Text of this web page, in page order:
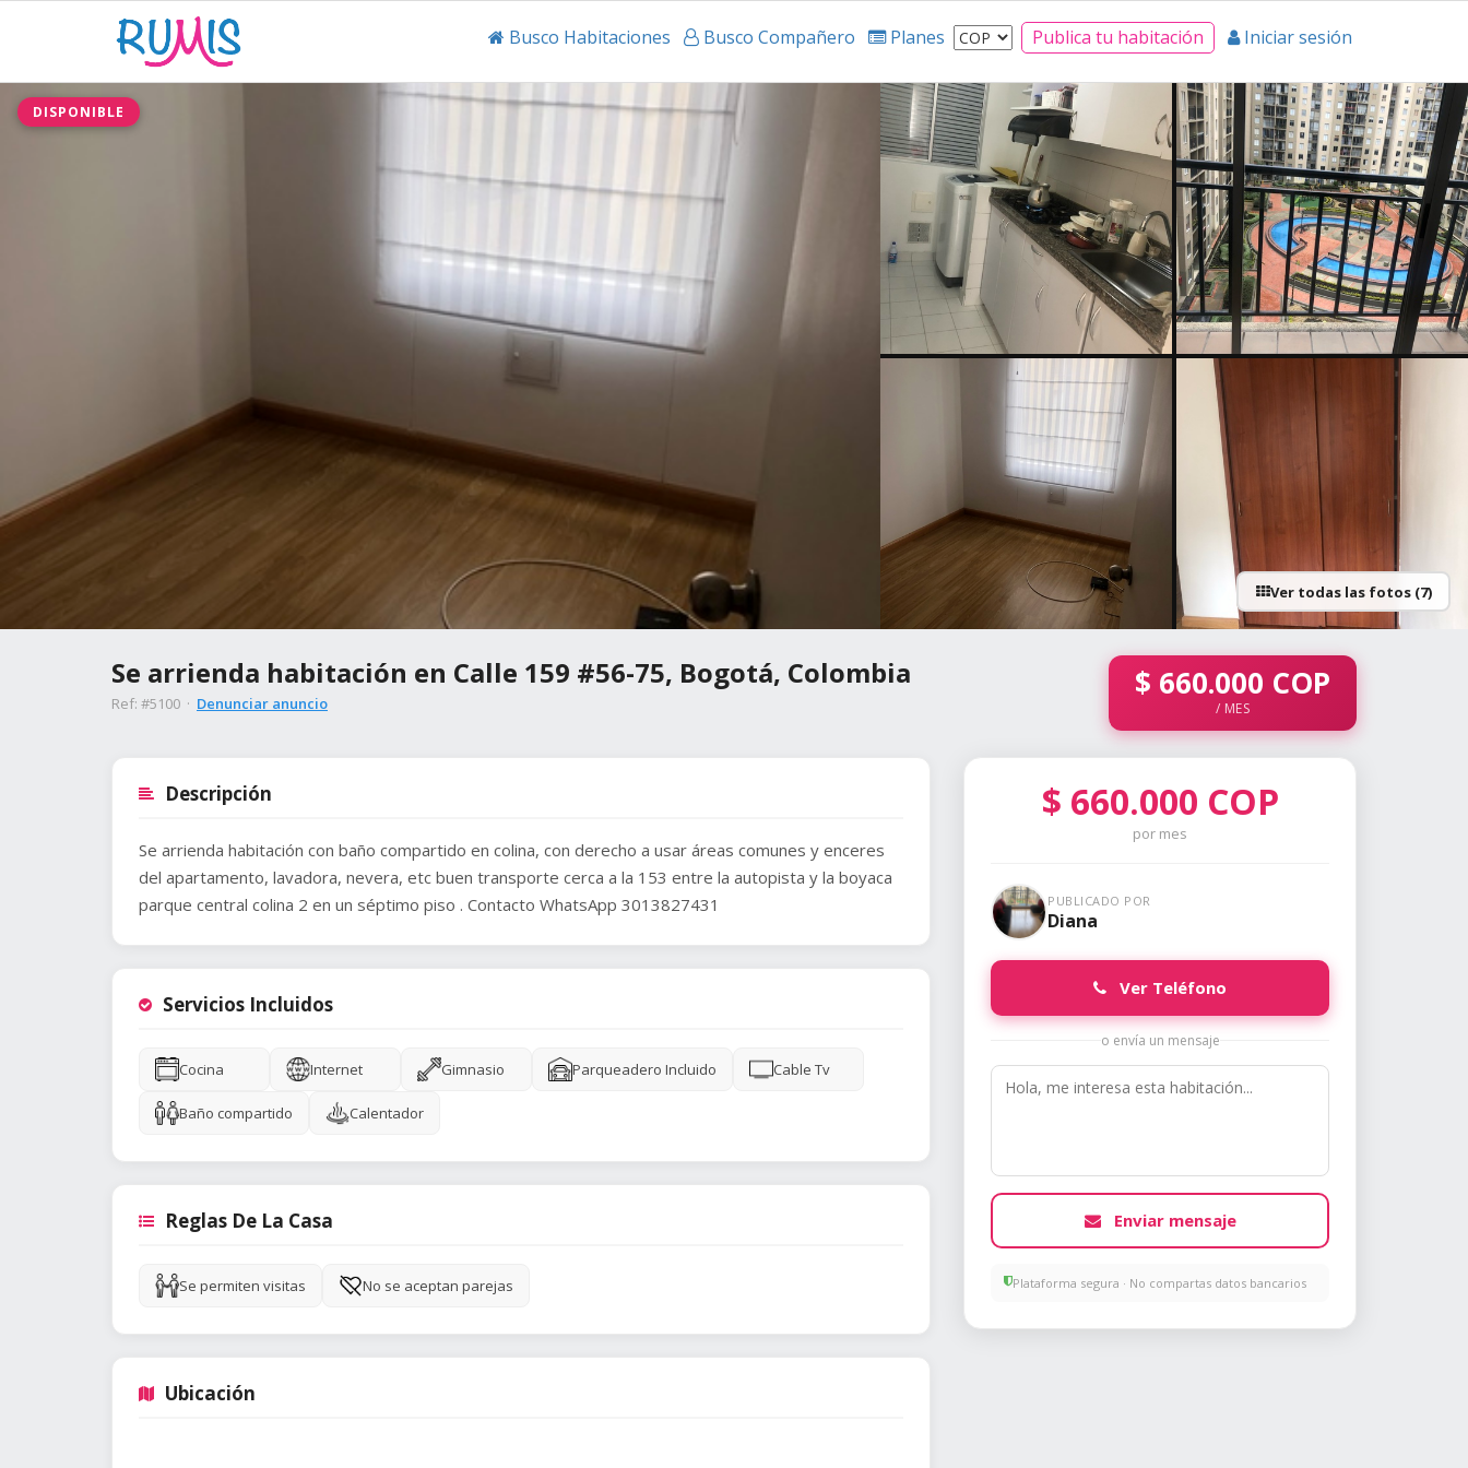
Busco Habitaciones Busco Compañero Planes Publica tu habitación Iniciar sesión
DISPONIBLE
Ver todas las fotos (7)
Se arrienda habitación en Calle 159 #56-75, Bogotá, Colombia
Ref: #5100 · Denunciar anuncio
$ 660.000 COP
/ MES
Descripción
Se arrienda habitación con baño compartido en colina, con derecho a usar áreas comunes y enceres
del apartamento, lavadora, nevera, etc buen transporte cerca a la 153 entre la autopista y la boyaca
parque central colina 2 en un séptimo piso . Contacto WhatsApp 3013827431
Servicios Incluidos
Cocina Internet Gimnasio Parqueadero Incluido Cable Tv
Baño compartido Calentador
Reglas De La Casa
Se permiten visitas No se aceptan parejas
Ubicación
$ 660.000 COP
por mes
PUBLICADO POR
Diana
Ver Teléfono
o envía un mensaje
Enviar mensaje
Plataforma segura · No compartas datos bancarios